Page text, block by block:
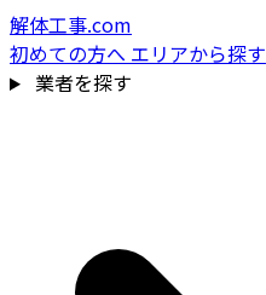
解体工事.com
初めての方へ エリアから探す
業者を探す